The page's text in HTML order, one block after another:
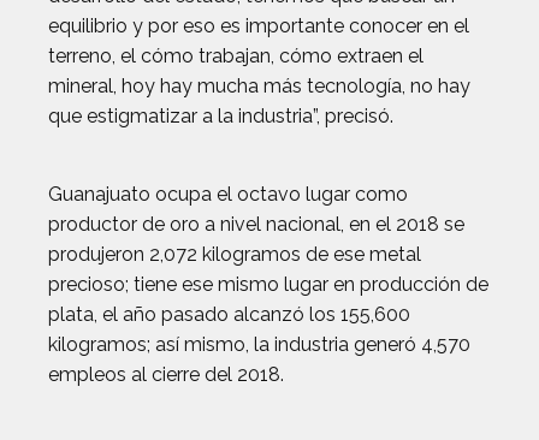
equilibrio y por eso es importante conocer en el
terreno, el cómo trabajan, cómo extraen el
mineral, hoy hay mucha más tecnología, no hay
que estigmatizar a la industria”, precisó.
Guanajuato ocupa el octavo lugar como
productor de oro a nivel nacional, en el 2018 se
produjeron 2,072 kilogramos de ese metal
precioso; tiene ese mismo lugar en producción de
plata, el año pasado alcanzó los 155,600
kilogramos; así mismo, la industria generó 4,570
empleos al cierre del 2018.